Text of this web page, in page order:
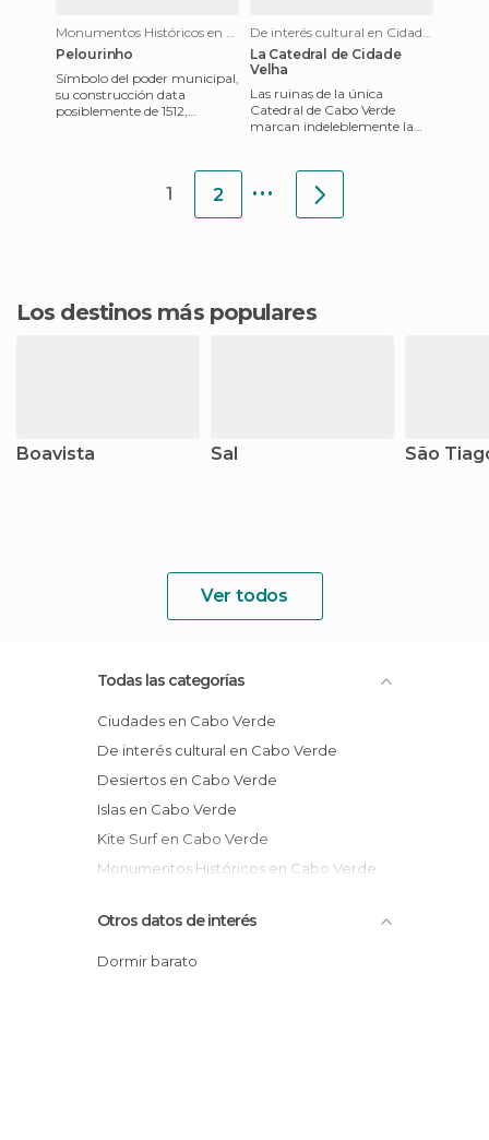
Monumentos Históricos en Cidade Velha
Pelourinho
Símbolo del poder municipal,
su construcción data
posiblemente de 1512,
De interés cultural en Cidade Velha
La Catedral de Cidade
Velha
Las ruinas de la única
Catedral de Cabo Verde
marcan indeleblemente la
datos del
1 2 ...
Los destinos más populares
Boavista Sal São
Ver todos
Todas las categorías
Ciudades en Cabo Verde
De interés cultural en Cabo Verde
Desiertos en Cabo Verde
Islas en Cabo Verde
Kite Surf en Cabo Verde
Monumentos Históricos en Cabo Verde
Pueblos en Cabo Verde
Otros datos de interés
Dormir barato